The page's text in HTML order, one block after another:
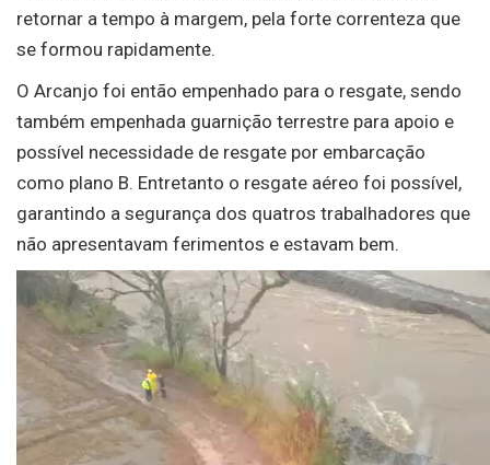
retornar a tempo à margem, pela forte correnteza que
se formou rapidamente.
O Arcanjo foi então empenhado para o resgate, sendo
também empenhada guarnição terrestre para apoio e
possível necessidade de resgate por embarcação
como plano B. Entretanto o resgate aéreo foi possível,
garantindo a segurança dos quatros trabalhadores que
não apresentavam ferimentos e estavam bem.